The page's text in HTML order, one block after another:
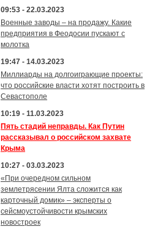
09:53 - 22.03.2023
Военные заводы – на продажу. Какие
предприятия в Феодосии пускают с
молотка
19:47 - 14.03.2023
Миллиарды на долгоиграющие проекты:
что российские власти хотят построить в
Севастополе
10:19 - 11.03.2023
Пять стадий неправды. Как Путин
рассказывал о российском захвате
Крыма
10:27 - 03.03.2023
«При очередном сильном
землетрясении Ялта сложится как
карточный домик» – эксперты о
сейсмоустойчивости крымских
новостроек